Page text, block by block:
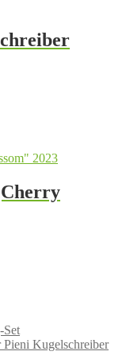
Set
Kugelschreiber